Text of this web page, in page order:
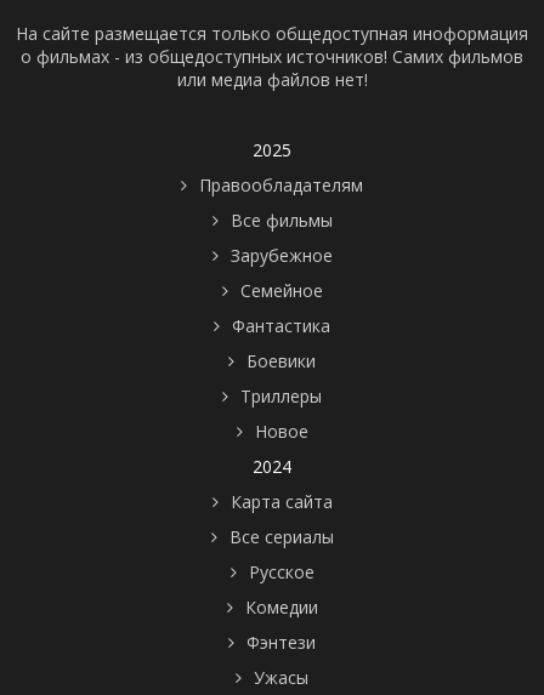
На сайте размещается только общедоступная иноформация
о фильмах - из общедоступных источников! Самих фильмов
или медиа файлов нет!
2025
Правообладателям
Все фильмы
Зарубежное
Семейное
Фантастика
Боевики
Триллеры
Новое
2024
Карта сайта
Все сериалы
Русское
Комедии
Фэнтези
Ужасы